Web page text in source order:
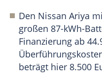
Den Nissan Ariya
großen 87-kWh-
Finanzierung ab
beträgt hier 8.500